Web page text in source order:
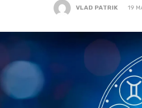
VLAD PATRIK 19